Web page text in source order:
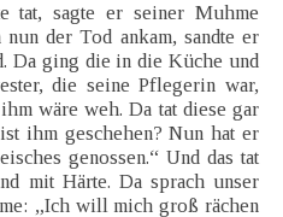
tat, sagte er seiner Muhme
der Tod ankam, sandte er
Da ging die in die Küche und
die seine Pflegerin war,
wäre weh. Da tat diese gar
ihm geschehen? Nun hat er
genossen.“ Und das tat
mit Härte. Da sprach unser
„Ich will mich groß rächen